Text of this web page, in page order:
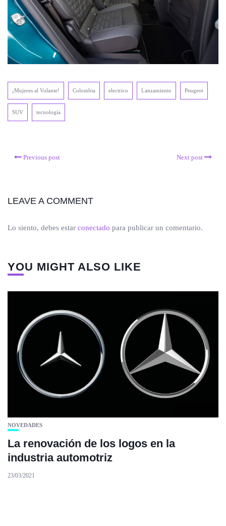
¡Mujeres al Volante! Colombia electrico Lanzamiento Peugeot
SUV tecnología
Previous post Next post
LEAVE A COMMENT
Lo siento, debes estar conectado para publicar un comentario.
YOU MIGHT ALSO LIKE
NOVEDADES
La renovación de los logos en la
industria automotriz
23/03/2021